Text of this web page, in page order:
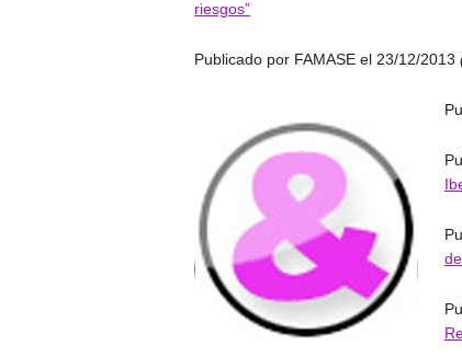
riesgos”
Publicado por FAMASE el 23/12/2013